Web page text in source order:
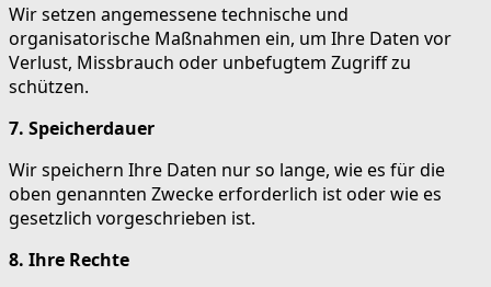
Wir setzen angemessene technische und
organisatorische Maßnahmen ein, um Ihre Daten vor
Verlust, Missbrauch oder unbefugtem Zugriff zu
schützen.
7. Speicherdauer
Wir speichern Ihre Daten nur so lange, wie es für die
oben genannten Zwecke erforderlich ist oder wie es
gesetzlich vorgeschrieben ist.
8. Ihre Rechte